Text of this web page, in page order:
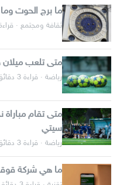
ما برج الحوت
ثقافة ومجتمع · قراءة 3
متى تلعب ميلان
رياضة · قراءة 3 دقائق
متى تقام
سيتي
رياضة · قراءة 3 دقائق
ما هي شركة